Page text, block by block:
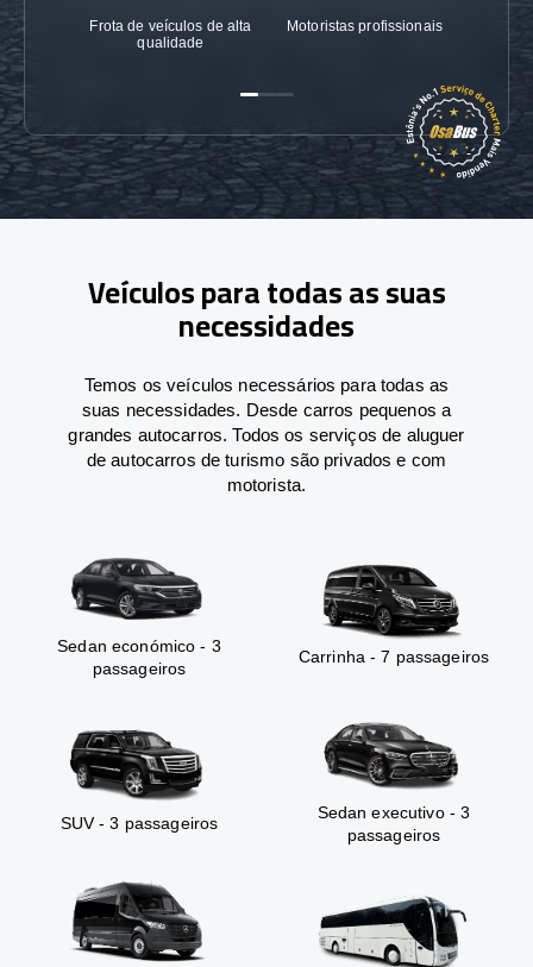
Frota de veículos de alta
qualidade
Motoristas profissionais
Veículos para todas as suas
necessidades
Temos os veículos necessários para todas as
suas necessidades. Desde carros pequenos a
grandes autocarros. Todos os serviços de aluguer
de autocarros de turismo são privados e com
motorista.
Sedan económico - 3
passageiros
Carrinha - 7 passageiros
SUV - 3 passageiros
Sedan executivo - 3
passageiros